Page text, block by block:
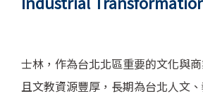
士林，作為台北北區重要的文化與
且文教資源豐厚，長期為台北人文